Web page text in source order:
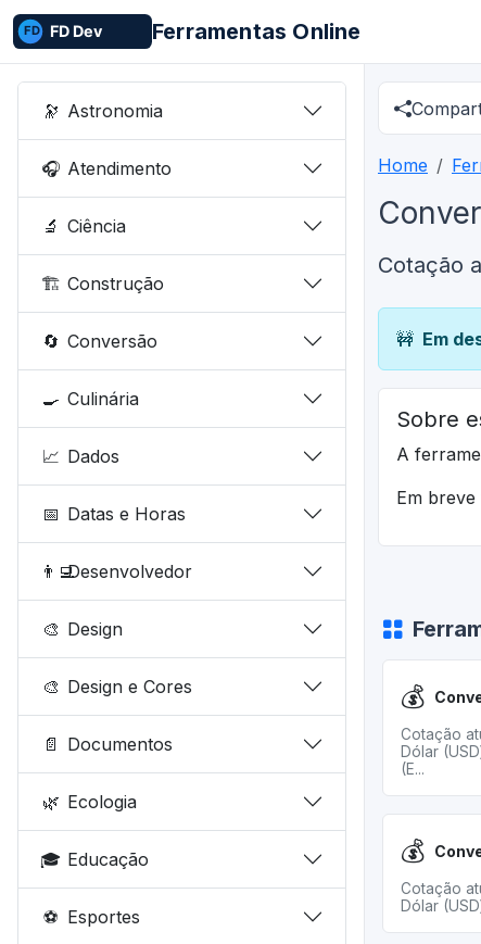
Ferramentas Online
🔭 Astronomia
🎧 Atendimento
🔬 Ciência
🏗️ Construção
🔄 Conversão
🍳 Culinária
📈 Dados
📅 Datas e Horas
👨‍💻Desenvolvedor
🎨 Design
🎨 Design e Cores
📄 Documentos
🌿 Ecologia
🎓 Educação
⚽ Esportes
Home
Cotação
🚧 Em
Sobre
A
Em
💰
Cotação
Dólar
(E...
💰
Cotação
Dólar